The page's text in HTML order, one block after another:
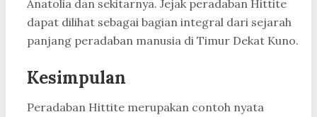
Anatolia dan sekitarnya. Jejak peradaban Hittite
dapat dilihat sebagai bagian integral dari sejarah
panjang peradaban manusia di Timur Dekat Kuno.
Kesimpulan
Peradaban Hittite merupakan contoh nyata